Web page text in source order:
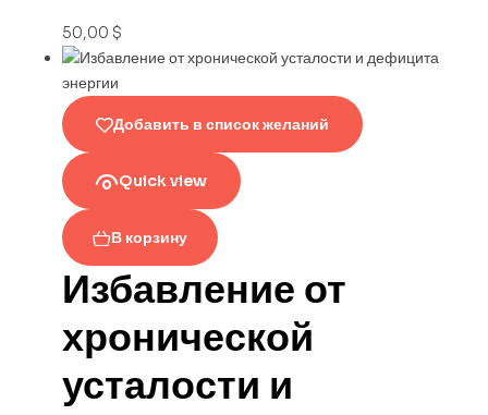
50,00 $
Добавить в список желаний
Quick view
В корзину
Избавление от
хронической
усталости и